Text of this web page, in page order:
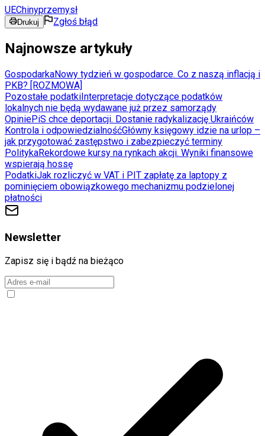
UEChinyprzemysł
Drukuj Zgłoś błąd
Najnowsze artykuły
GospodarkaNowy tydzień w gospodarce. Co z naszą inflacją i
PKB? [ROZMOWA]
Pozostałe podatki Interpretacje dotyczące podatków
lokalnych nie będą wydawane już przez samorządy
OpiniePiS chce deportacji. Dostanie radykalizację Ukraińców
Kontrola i odpowiedzialnośćGłówny księgowy idzie na urlop –
jak przygotować zastępstwo i zabezpieczyć terminy
PolitykaRekordowe kursy na rynkach akcji. Wyniki finansowe
wspierają hossę
PodatkiJak rozliczyć w VAT i PIT zapłatę za laptopy z
pominięciem obowiązkowego mechanizmu podzielonej
płatności
Newsletter
Zapisz się i bądź na bieżąco